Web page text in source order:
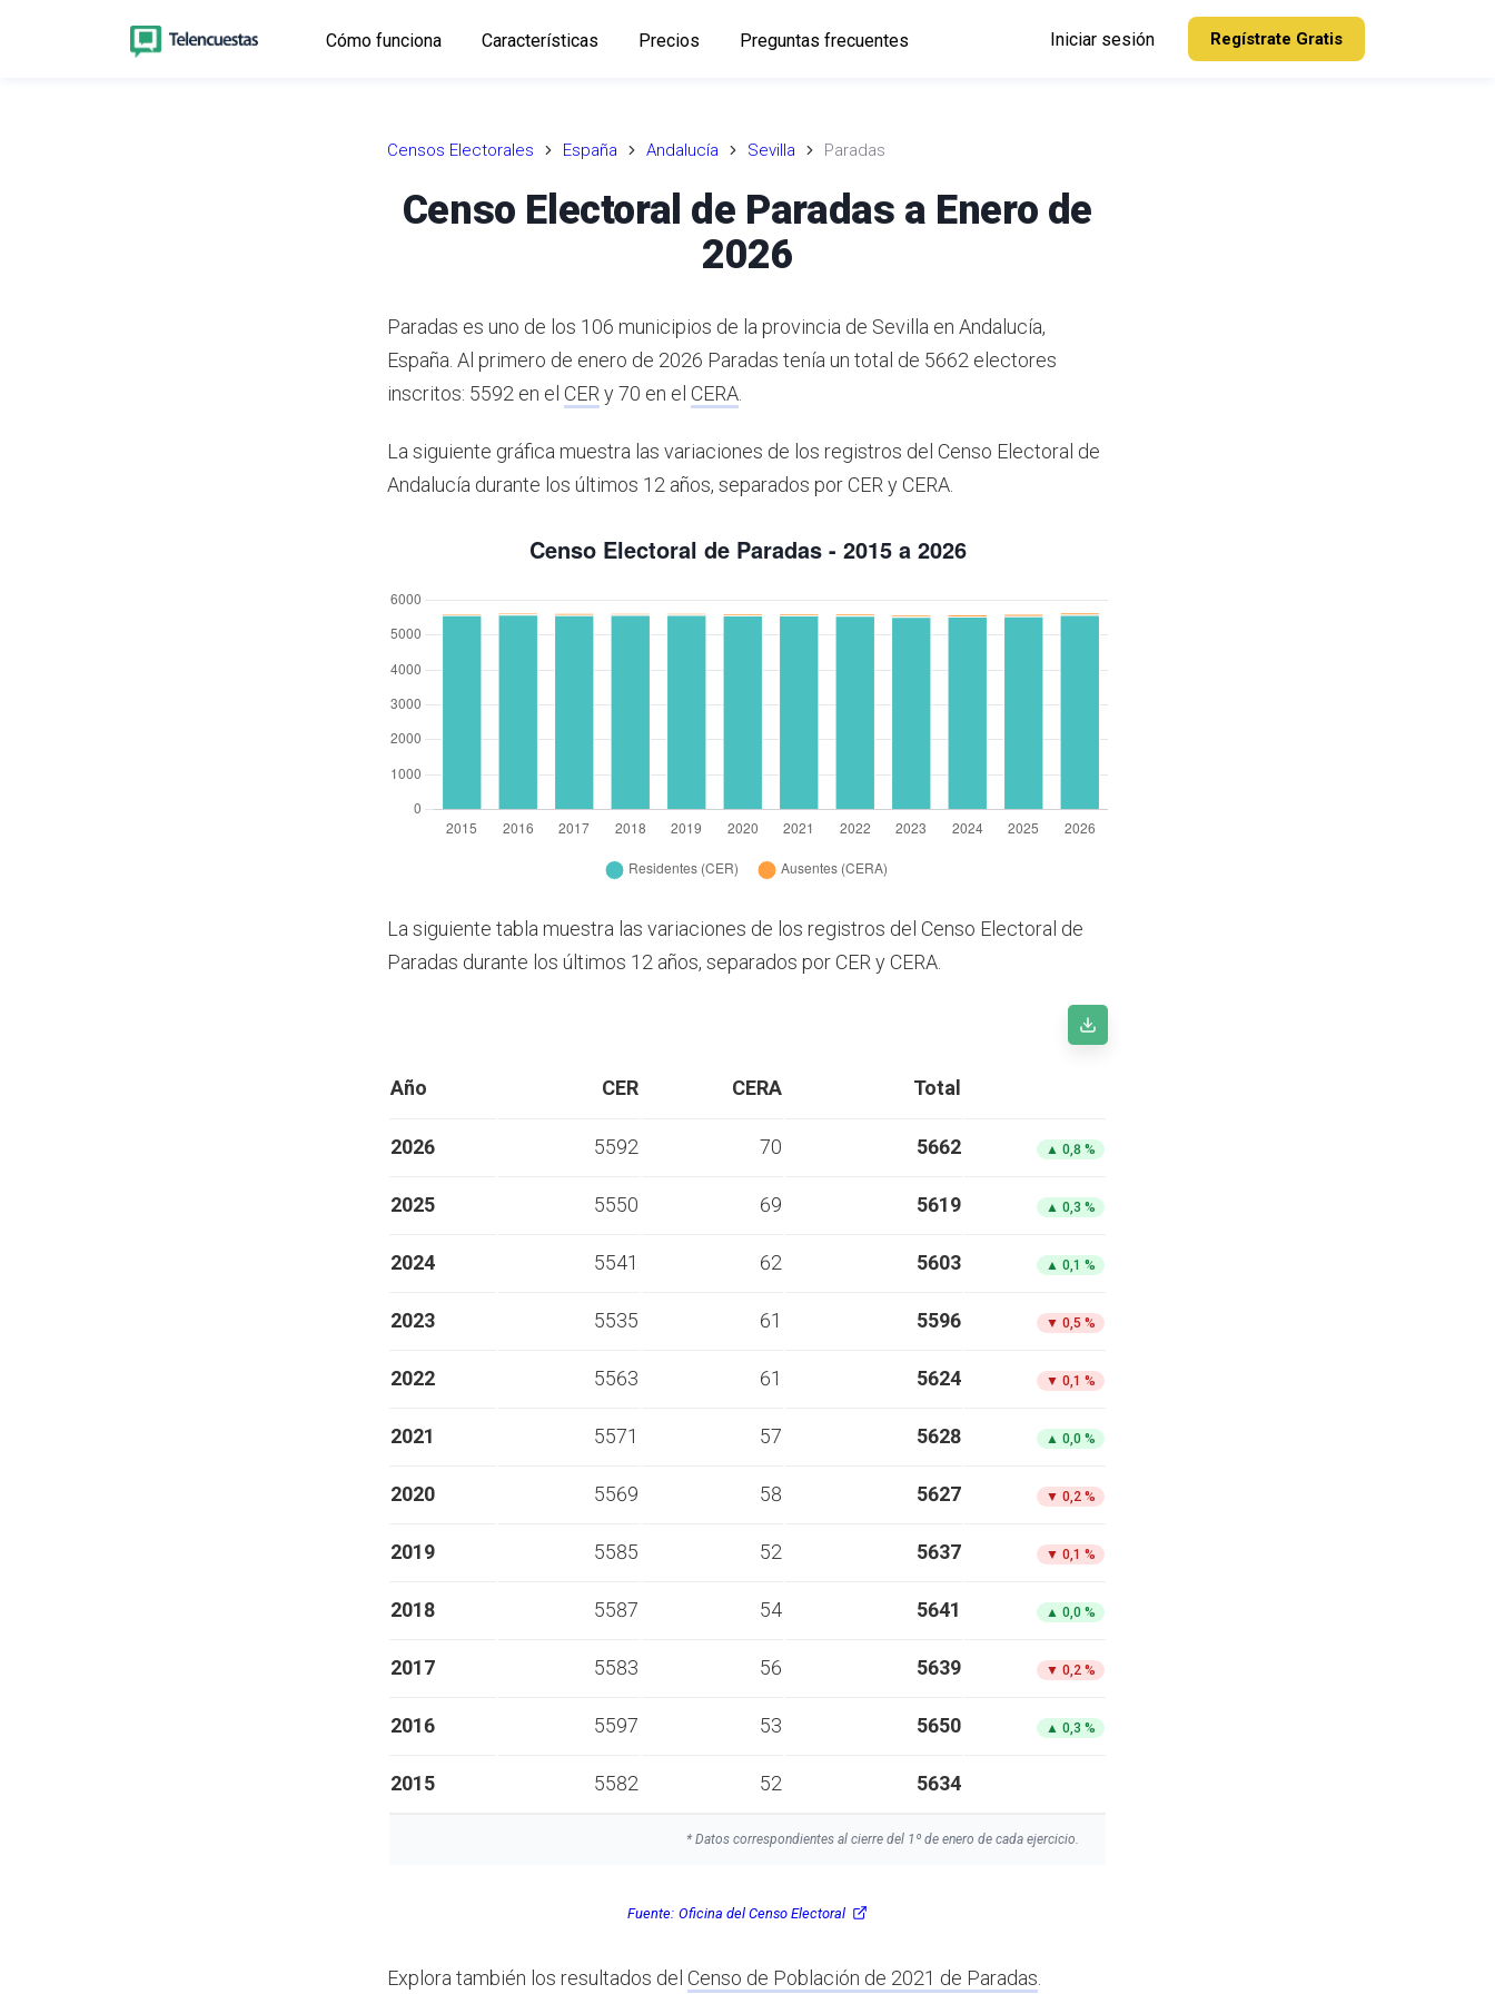
Cómo funciona Características Precios Preguntas frecuentes Iniciar sesión Regístrate Gratis
Censos Electorales España Andalucía Sevilla Paradas
Censo Electoral de Paradas a Enero de
2026
Paradas es uno de los 106 municipios de la provincia de Sevilla en Andalucía,
España. Al primero de enero de 2026 Paradas tenía un total de 5662 electores
inscritos: 5592 en el CER y 70 en el CERA
La siguiente gráfica muestra las variaciones de los registros del Censo Electoral de
Andalucía durante los últimos 12 años, separados por CER y CERA.
La siguiente tabla muestra las variaciones de los registros del Censo Electoral de
Paradas durante los últimos 12 años, separados por CER y CERA.
Año CER CERA Total
2026 5592 70 5662 ▲ 0,8 %
2025 5550 69 5619 ▲ 0,3 %
2024 5541 62 5603 ▲ 0,1 %
2023 5535 61 5596 ▼ 0,5 %
2022 5563 61 5624 ▼ 0,1 %
2021 5571 57 5628 ▲ 0,0 %
2020 5569 58 5627 ▼ 0,2 %
2019 5585 52 5637 ▼ 0,1 %
2018 5587 54 5641 ▲ 0,0 %
2017 5583 56 5639 ▼ 0,2 %
2016 5597 53 5650 ▲ 0,3 %
2015 5582 52 5634
* Datos correspondientes al cierre del 1º de enero de cada ejercicio.
Fuente: Oficina del Censo Electoral
Explora también los resultados del Censo de Población de 2021 de Paradas